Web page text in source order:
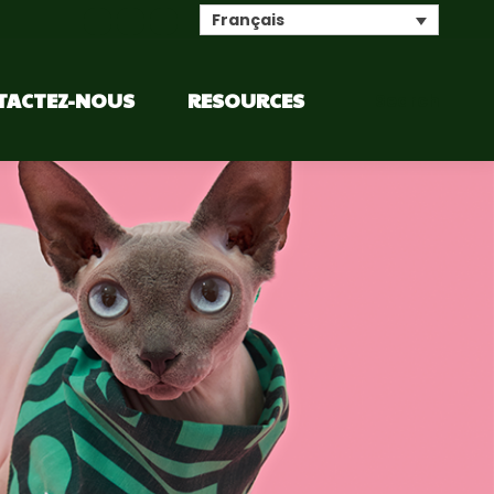
Français
NOUS RESOURCES